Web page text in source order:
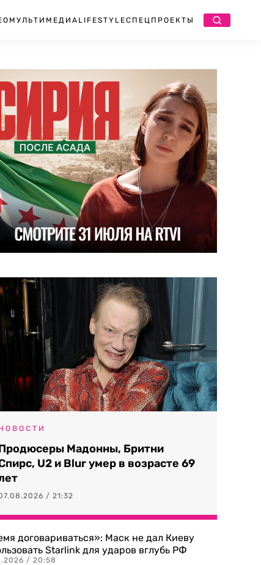
МУЛЬТИМЕДИА LIFESTYLEСПЕЦПРОЕКТЫ
Мадонны, Бритни
U2 и Blur умер в возрасте 69
/ 21:32
договариваться»: Маск не дал Киеву
Starlink для ударов вглубь РФ
/ 20:58